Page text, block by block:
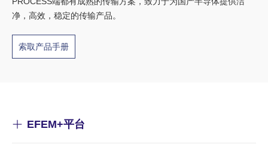
净，高效，稳定的传输产品。
索取产品手册
EFEM+平台